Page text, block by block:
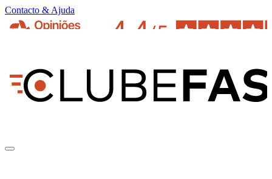
Contacto & Ajuda